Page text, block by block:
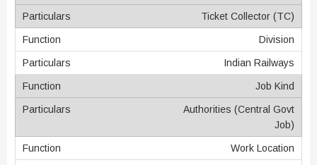
Ticket Collector (TC)
Division
Indian Railways
Job Kind
Authorities (Central Govt
Job)
Work Location